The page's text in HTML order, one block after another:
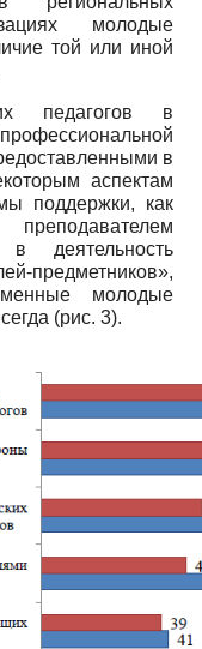
молодые
той или иной
педагогов в
в
аспектам
поддержки, как
деятельность
предметников»,
молодые
(рис. 3).